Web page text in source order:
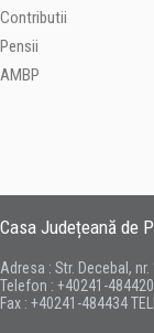
Contributii
Pensii
AMBP
Casa Județeană de
Adresa : Str. Decebal, nr.
Telefon : +40241-484420
Fax : +40241-484434